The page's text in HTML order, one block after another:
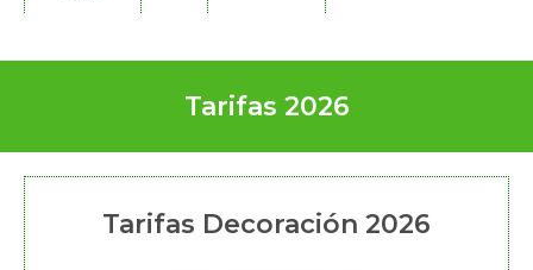
Tarifas 2026
Tarifas Decoración 2026